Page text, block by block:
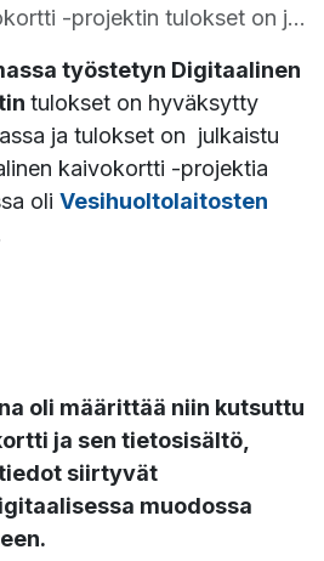
-projektin tulokset on julkaistu!
työstetyn Digitaalinen
tulokset on hyväksytty
ja tulokset on julkaistu
kaivokortti -projektia
oli Vesihuoltolaitosten
oli määrittää niin kutsuttu
ja sen tietosisältö,
siirtyvät
muodossa